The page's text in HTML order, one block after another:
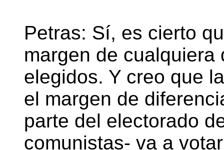
Petras: Sí, es cierto
margen de
elegidos. Y creo que
el margen de
parte del electorado
comunistas- va a